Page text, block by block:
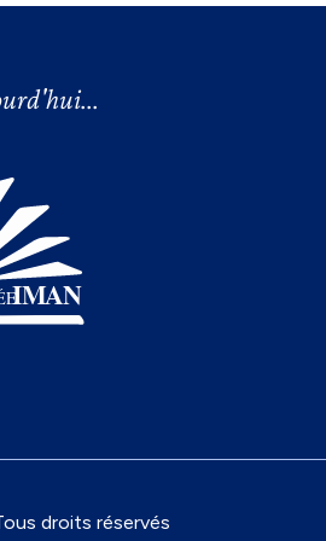
droits réservés